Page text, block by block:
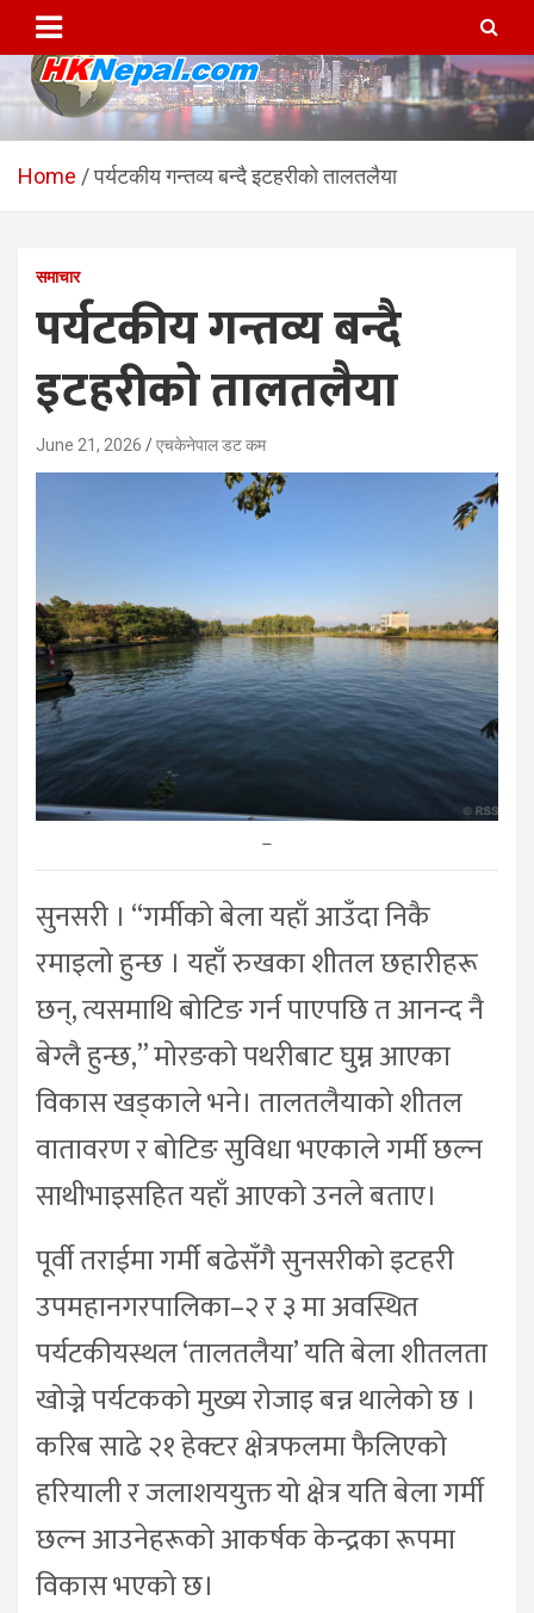
content
HKNepal.com – हङकङबाट
सञ्चालित पहिलो नेपाली अनलाईन
hknepal, hknepal.com, hk nepal, hk nepal com
Home पर्यटकीय गन्तव्य बन्दै इटहरीको तालतलैया
समाचार
पर्यटकीय गन्तव्य बन्दै
इटहरीको तालतलैया
June 21, 2026 एचकेनेपाल डट कम
–
सुनसरी । “गर्मीको बेला यहाँ आउँदा निकै
रमाइलो हुन्छ । यहाँ रुखका शीतल छहारीहरू
छन्, त्यसमाथि बोटिङ गर्न पाएपछि त आनन्द नै
बेग्लै हुन्छ,” मोरङको पथरीबाट घुम्न आएका
विकास खड्काले भने। तालतलैयाको शीतल
वातावरण र बोटिङ सुविधा भएकाले गर्मी छल्न
साथीभाइसहित यहाँ आएको उनले बताए।
पूर्वी तराईमा गर्मी बढेसँगै सुनसरीको इटहरी
उपमहानगरपालिका–२ र ३ मा अवस्थित
पर्यटकीयस्थल ‘तालतलैया’ यति बेला शीतलता
खोज्ने पर्यटकको मुख्य रोजाइ बन्न थालेको छ ।
करिब साढे २१ हेक्टर क्षेत्रफलमा फैलिएको
हरियाली र जलाशययुक्त यो क्षेत्र यति बेला गर्मी
छल्न आउनेहरूको आकर्षक केन्द्रका रूपमा
विकास भएको छ।